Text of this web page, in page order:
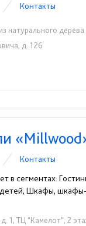
Контакты
натурального
д. 126
Контакты
в сегментах:
Шкафы,
1, ТЦ "Камелот", 2